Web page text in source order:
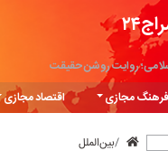
روایت روشن حقیقت
فرهنگ مجازی اقتصاد مجازی
بین‌الملل